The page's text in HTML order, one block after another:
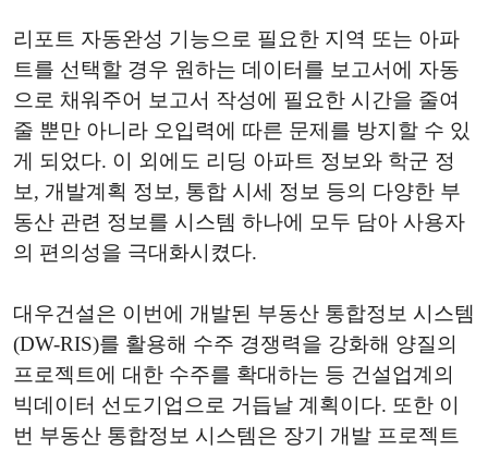
리포트 자동완성 기능으로 필요한 지역 또는 아파
트를 선택할 경우 원하는 데이터를 보고서에 자동
으로 채워주어 보고서 작성에 필요한 시간을 줄여
줄 뿐만 아니라 오입력에 따른 문제를 방지할 수 있
게 되었다. 이 외에도 리딩 아파트 정보와 학군 정
보, 개발계획 정보, 통합 시세 정보 등의 다양한 부
동산 관련 정보를 시스템 하나에 모두 담아 사용자
의 편의성을 극대화시켰다.
대우건설은 이번에 개발된 부동산 통합정보 시스템
(DW-RIS)를 활용해 수주 경쟁력을 강화해 양질의
프로젝트에 대한 수주를 확대하는 등 건설업계의
빅데이터 선도기업으로 거듭날 계획이다. 또한 이
번 부동산 통합정보 시스템은 장기 개발 프로젝트